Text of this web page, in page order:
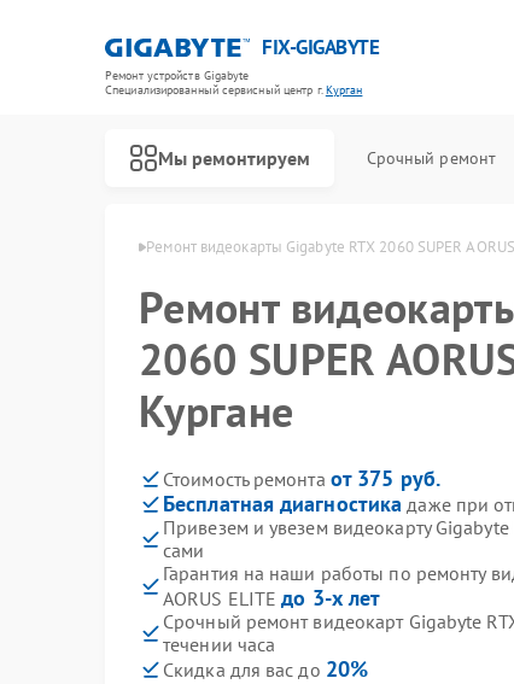
FIX-GIGABYTE
Ремонт устройств Gigabyte
Специализированный cервисный центр г.Курган
Мы ремонтируем Срочный ремонт
Gigabyte в Кургане Ремонт видеокарты Gigabyte RTX 2060 SUPER
Ремонт
2060 SUPER
Кургане
Стоимость ремонта от 375 руб.
Бесплатная диагностика даже при
Привезем и увезем видеокарту Gigabyte
сами
Гарантия на наши работы по ремонту
AORUS ELITEдо 3-х лет
Срочный ремонт видеокарт Gigabyte
течении часа
Скидка для вас до 20%